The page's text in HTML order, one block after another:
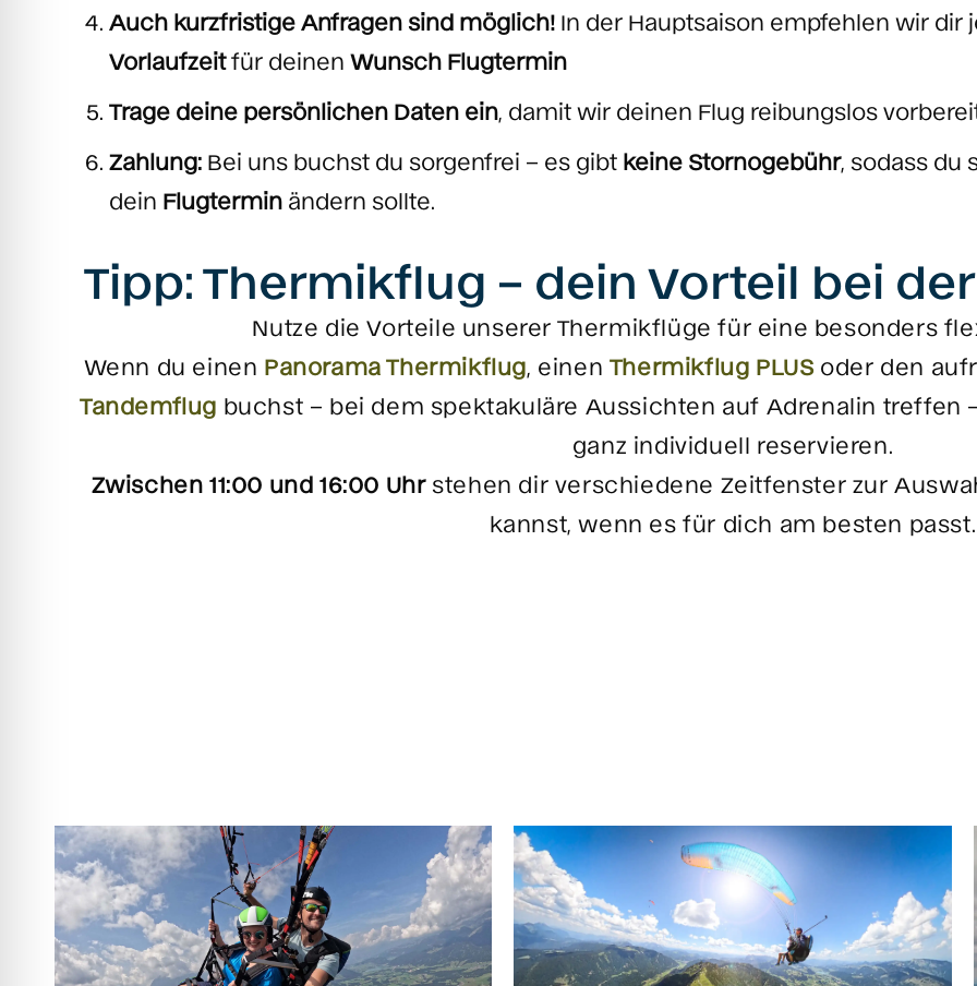
Auch kurzfristige Anfragen sind möglich! In der Hauptsaison empfehlen wir
Vorlaufzeitfür deinen Wunsch Flugtermin
Trage deine persönlichen Daten ein, damit wir deinen Flug reibungslos
Zahlung: Bei uns buchst du sorgenfrei – es gibt keine Stornogebühr, sodass du
dein Flugtermin ändern sollte.
Tipp: Thermikflug – dein Vorteil bei
Nutze die Vorteile unserer Thermikflüge für eine besonders
Wenn du einen Panorama Thermikflug, einen Thermikflug PLUS oder den
Tandemflug buchst – bei dem spektakuläre Aussichten auf Adrenalin treffen
ganz individuell reservieren.
Zwischen 11:00 und 16:00 Uhr stehen dir verschiedene Zeitfenster zur
kannst, wenn es für dich am besten passt.